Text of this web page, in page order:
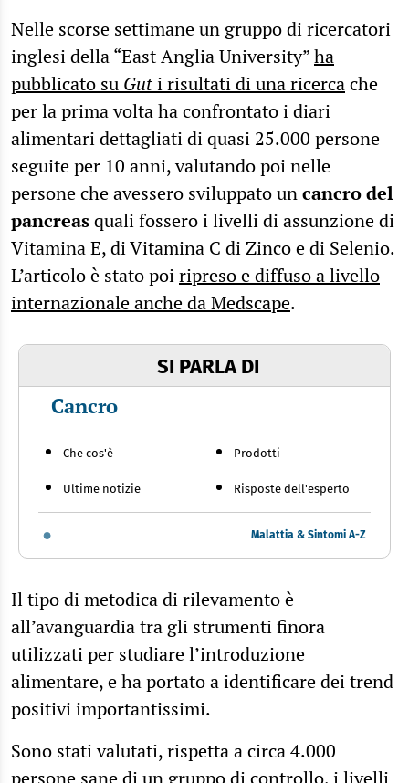
Nelle scorse settimane un gruppo di ricercatori
inglesi della “East Anglia University”ha
pubblicato su Guti risultati di una ricercache
per la prima volta ha confrontato i diari
alimentari dettagliati di quasi 25.000 persone
seguite per 10 anni, valutando poi nelle
persone che avessero sviluppato uncancro del
pancreasquali fossero i livelli di assunzione di
Vitamina E, di Vitamina C di Zinco e di Selenio.
L’articolo è stato poiripreso e diffuso a livello
internazionale anche da Medscape.
SI PARLA DI
Cancro
Che cos'è
Ultime notizie
Prodotti
Risposte dell'esperto
Malattia & Sintomi A-Z
Il tipo di metodica di rilevamento è
all’avanguardia tra gli strumenti finora
utilizzati per studiare l’introduzione
alimentare, e ha portato a identificare dei trend
positivi importantissimi.
Sono stati valutati, rispetta a circa 4.000
persone sane di un gruppo di controllo, i livelli